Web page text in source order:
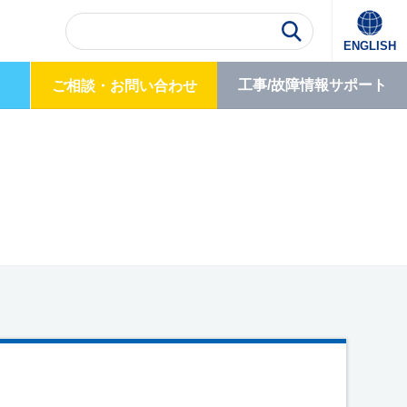
ENGLISH
ご相談・ お問い合わせ 工事/故障情報サポート